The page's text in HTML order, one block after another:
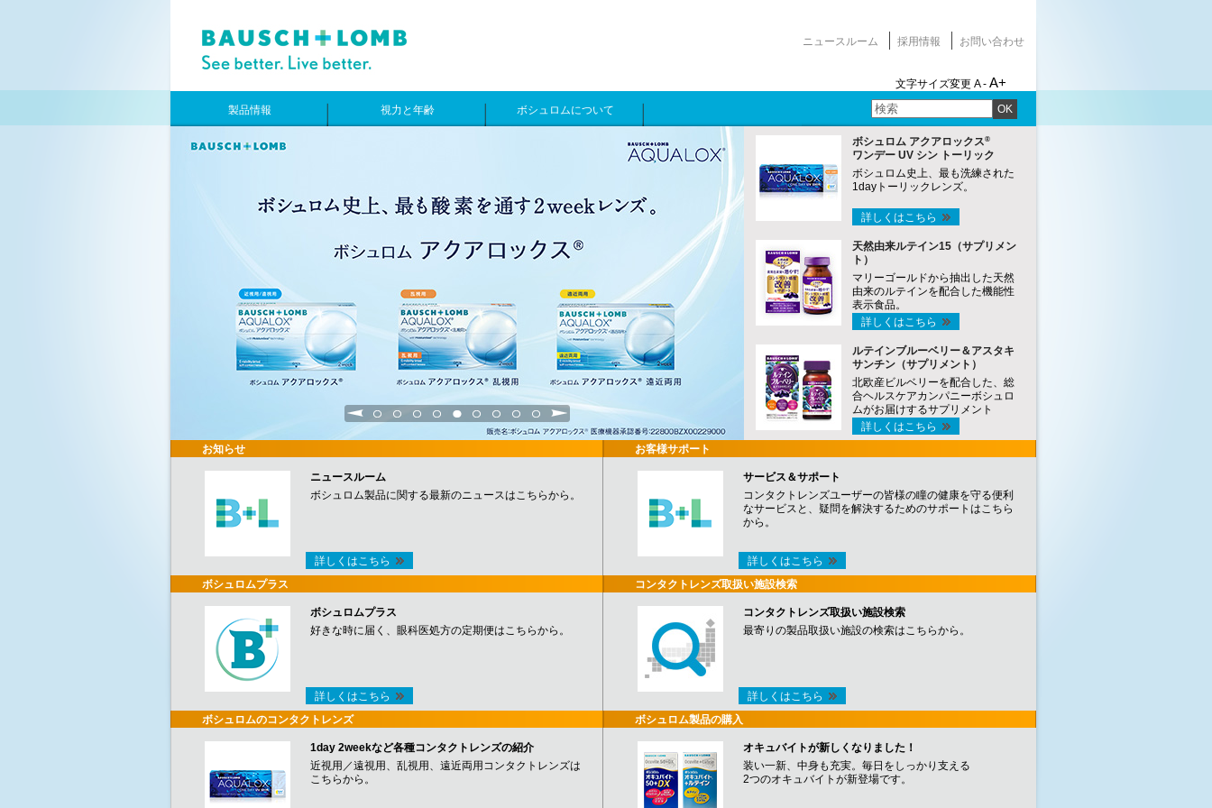
ニュースルーム 採用情報 お問い合わせ
文字サイズ変更 A - A+
OK
製品情報 視力と年齢 ボシュロムについて
1 2 3 4 5 6 7 8 9
ボシュロム アクアロックス®
ワンデー UV シン トーリック
ボシュロム史上、最も洗練された
1dayトーリックレンズ。
詳しくはこちら
天然由来ルテイン15（サプリメン
ト）
マリーゴールドから抽出した天然
由来のルテインを配合した機能性
表示食品。
詳しくはこちら
ルテインブルーベリー＆アスタキ
サンチン（サプリメント）
北欧産ビルベリーを配合した、総
合ヘルスケアカンパニーボシュロ
ムがお届けするサプリメント
詳しくはこちら
お知らせ
ニュースルーム
ボシュロム製品に関する最新のニュースはこちらから。
詳しくはこちら
ボシュロムプラス
ボシュロムプラス
好きな時に届く、眼科医処方の定期便はこちらから。
詳しくはこちら
ボシュロムのコンタクトレンズ
1day 2weekなど各種コンタクトレンズの紹介
近視用／遠視用、乱視用、遠近両用コンタクトレンズは
こちらから。
お客様サポート
サービス＆サポート
コンタクトレンズユーザーの皆様の瞳の健康を守る便利
なサービスと、疑問を解決するためのサポートはこちら
から。
詳しくはこちら
コンタクトレンズ取扱い施設検索
コンタクトレンズ取扱い施設検索
最寄りの製品取扱い施設の検索はこちらから。
詳しくはこちら
ボシュロム製品の購入
オキュバイトが新しくなりました！
装い一新、中身も充実。毎日をしっかり支える
2つのオキュバイトが新登場です。